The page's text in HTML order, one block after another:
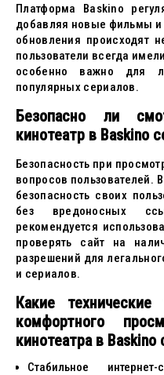
Платформа Baskino
добавляя новые фильмы
обновления происходят
пользователи всегда
особенно важно для
популярных сериалов.
Безопасно ли
кинотеатр в Baskino
Безопасность при
вопросов пользователей.
безопасность своих
без вредоносных
рекомендуется
проверять сайт на
разрешений для
и сериалов.
Какие
комфортного
кинотеатра в Baskino
Стабильное